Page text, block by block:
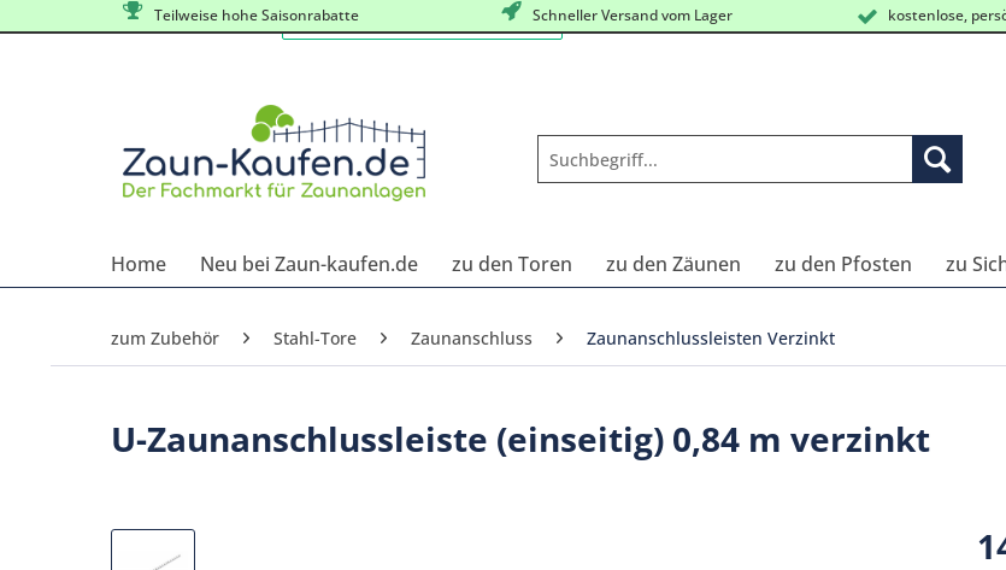
Teilweise hohe Saisonrabatte Schneller Versand vom Lager kostenlose,
Home Neu bei Zaun-kaufen.de zu den Toren zu den Zäunen zu den Pfosten zu
zum Zubehör Stahl-Tore Zaunanschluss Zaunanschlussleisten Verzinkt
U-Zaunanschlussleiste (einseitig) 0,84 m verzinkt